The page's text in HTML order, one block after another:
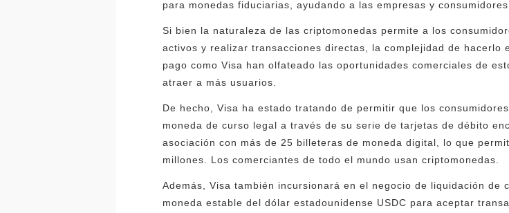
para monedas fiduciarias, ayudando a las empresas y
Si bien la naturaleza de las criptomonedas permite a los
activos y realizar transacciones directas, la complejidad de
pago como Visa han olfateado las oportunidades comerciales de
atraer a más usuarios.
De hecho, Visa ha estado tratando de permitir que los
moneda de curso legal a través de su serie de tarjetas de débito
asociación con más de 25 billeteras de moneda digital, lo que
millones. Los comerciantes de todo el mundo usan criptomonedas.
Además, Visa también incursionará en el negocio de liquidación de
moneda estable del dólar estadounidense USDC para aceptar